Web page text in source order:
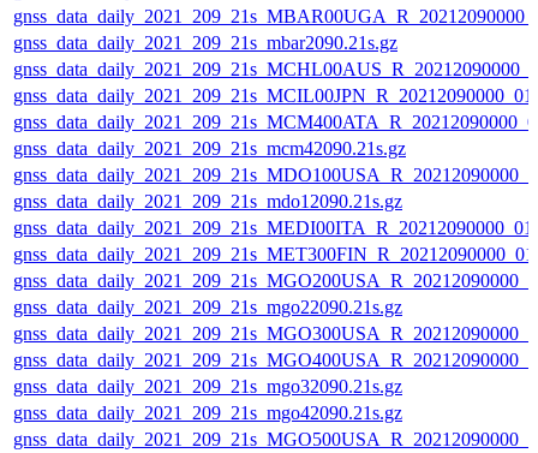
gnss_data_daily_2021_209_21s_mbar2090.21s.gz
gnss_data_daily_2021_209_21s_mcm42090.21s.gz
gnss_data_daily_2021_209_21s_mdo12090.21s.gz
gnss_data_daily_2021_209_21s_mgo22090.21s.gz
gnss_data_daily_2021_209_21s_mgo32090.21s.gz
gnss_data_daily_2021_209_21s_mgo42090.21s.gz